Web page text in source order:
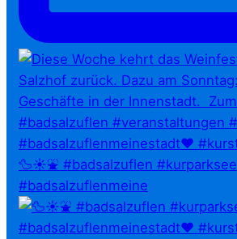
🦆☀️⛲ #badsalzuflen #kurparksee
#badsalzuflenmeine